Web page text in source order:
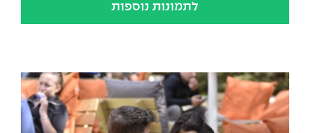
לתמונות נוספות